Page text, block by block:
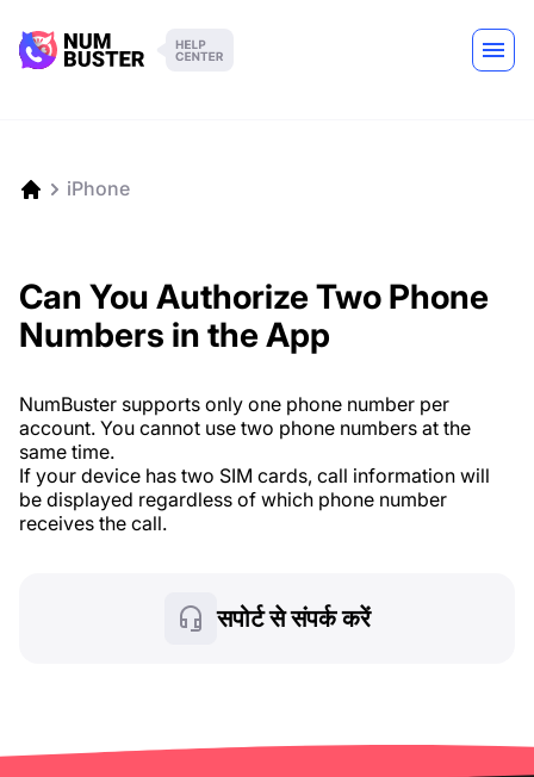
iPhone
Can You Authorize Two Phone
Numbers in the App
NumBuster supports only one phone number per
account. You cannot use two phone numbers at the
same time.
If your device has two SIM cards, call information will
be displayed regardless of which phone number
receives the call.
सपोर्ट से संपर्क करें